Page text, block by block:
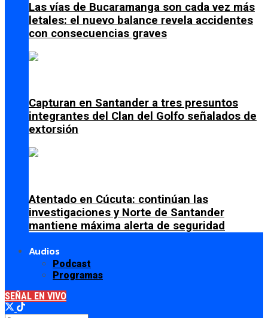
Las vías de Bucaramanga son cada vez más
letales: el nuevo balance revela accidentes
con consecuencias graves
Capturan en Santander a tres presuntos
integrantes del Clan del Golfo señalados de
extorsión
Atentado en Cúcuta: continúan las
investigaciones y Norte de Santander
mantiene máxima alerta de seguridad
Audios
Podcast
Programas
SEÑAL EN VIVO